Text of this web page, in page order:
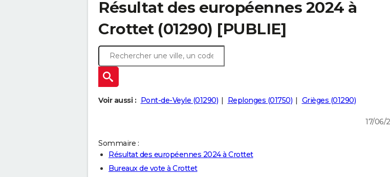
Résultat des européennes 2024 à
Crottet (01290) [PUBLIE]
Voir aussi : Pont-de-Veyle (01290) Replonges (01750) Grièges (01290)
17/06/
Sommaire :
Résultat des européennes 2024 à Crottet
Bureaux de vote à Crottet